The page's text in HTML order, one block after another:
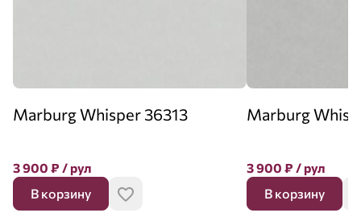
Marburg Whisper 36313
3 900 ₽ / рул
В корзину
Marburg
3 900 ₽ / рул
В корзину